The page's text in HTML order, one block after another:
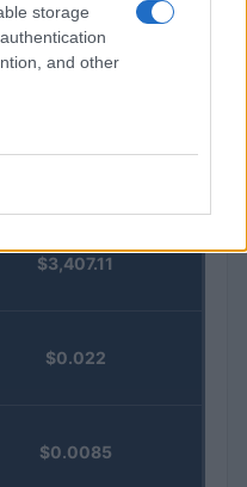
storage
and other
$0.032
$3,407.11
$0.022
$0.0085